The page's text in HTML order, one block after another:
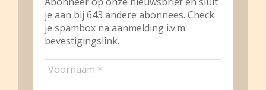
je aan bij 643 andere abonnees. Check
je spambox na aanmelding i.v.m.
bevestigingslink.